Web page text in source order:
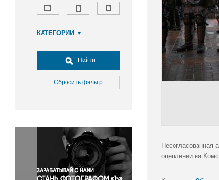
КАТЕГОРИИ
Досуг, туризм и отдых
Культура
Медицина
Окружающая среда
Политика
Правосудие
Происшествия и конфликты
Найти
Сбросить фильтр
Несогласованная
оцеплении на